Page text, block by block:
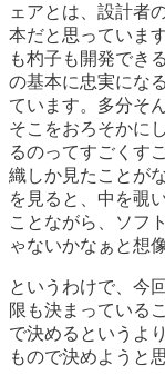
ェアとは、設計者
本だと思っていま
も杓子も開発でき
の基本に忠実にな
ています。多分そ
そこをおろそかに
るのってすごくす
織しか見たことが
を見ると、中を覗
ことながら、ソフ
ゃないかなぁと想
というわけで、今
限も決まっている
で決めるというよ
もので決めようと